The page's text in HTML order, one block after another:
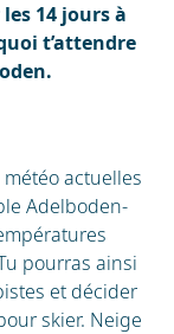
14 jours à
t’attendre
actuelles
Adelboden-
pourras ainsi
et décider
skier. Neige